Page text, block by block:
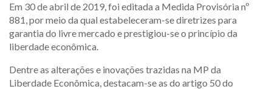
Em 30 de abril de 2019, foi editada a Medida Provisória nº
881, por meio da qual estabeleceram-se diretrizes para
garantia do livre mercado e prestigiou-se o princípio da
liberdade econômica.
Dentre as alterações e inovações trazidas na MP da
Liberdade Econômica, destacam-se as do artigo 50 do